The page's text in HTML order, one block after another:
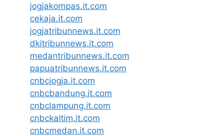
jogjakompas.it.com
cekaja.it.com
jogjatribunnews.it.com
dkitribunnews.it.com
medantribunnews.it.com
papuatribunnews.it.com
cnbcjogja.it.com
cnbcbandung.it.com
cnbclampung.it.com
cnbckaltim.it.com
cnbcmedan.it.com